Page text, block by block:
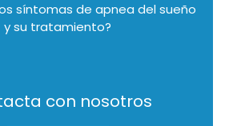
síntomas de apnea del sueño
y su tratamiento?
con nosotros